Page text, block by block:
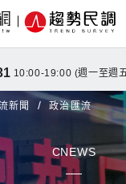
10:00-19:00 (週一至週
新聞 政治匯流
CNEWS